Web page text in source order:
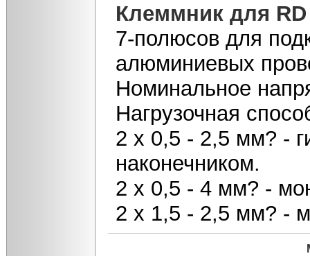
Клеммник для RD
7-полюсов для
алюминиевых
Номинальное
Нагрузочная
2 х 0,5 - 2,5 мм? -
наконечником.
2 х 0,5 - 4 мм? -
2 х 1,5 - 2,5 мм? -